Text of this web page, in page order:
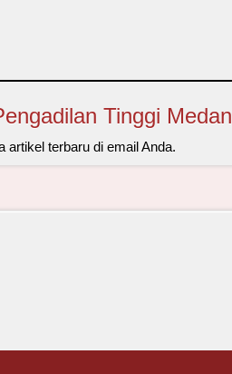
Tinggi Medan
artikel terbaru di email Anda.